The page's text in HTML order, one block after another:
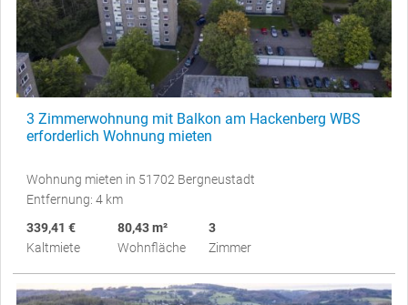
3 Zimmerwohnung mit Balkon am Hackenberg WBS
erforderlich Wohnung mieten
Wohnung mieten in 51702 Bergneustadt
Entfernung: 4 km
339,41 €
Kaltmiete
80,43 m²
Wohnfläche
3
Zimmer